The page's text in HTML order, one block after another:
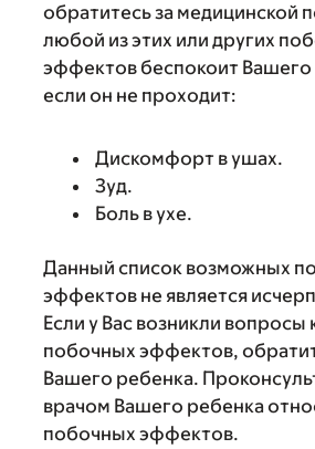
обратитесь за медицинской
любой из этих или других
эффектов беспокоит Вашего
если он не проходит:
Дискомфорт в ушах.
Зуд.
Боль в ухе.
Данный список возможных
эффектов не является
Если у Вас возникли вопросы
побочных эффектов,
Вашего ребенка.
врачом Вашего ребенка
побочных эффектов.